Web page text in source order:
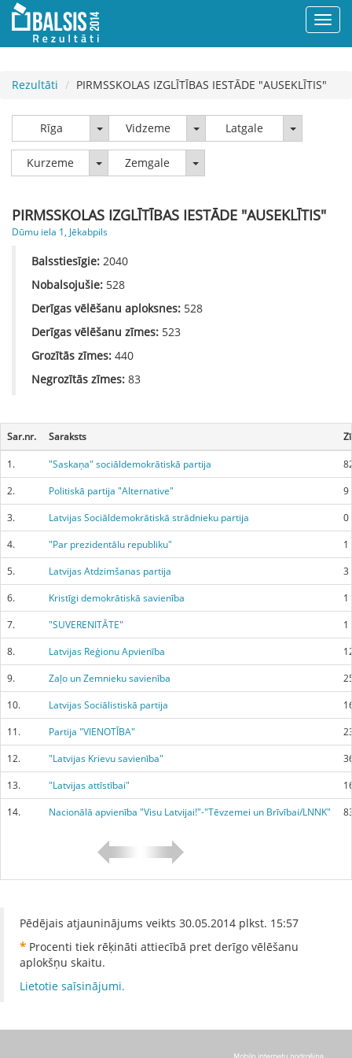
Rezultāti PIRMSSKOLAS IZGLĪTĪBAS IESTĀDE "AUSEKLĪTIS"
Rīga Rīga Vidzeme VidzemeLatgale Latgale
Kurzeme KurzemeZemgale Zemgale
PIRMSSKOLAS IZGLĪTĪBAS IESTĀDE "AUSEKLĪTIS"
Dūmu iela 1, Jēkabpils
Balsstiesīgie: 2040
Nobalsojušie: 528
Derīgas vēlēšanu aploksnes: 528
Derīgas vēlēšanu zīmes: 523
Grozītās zīmes: 440
Negrozītās zīmes: 83
Sar.nr. Saraksts
1. "Saskaņa" sociāldemokrātiskā partija
2.
Politiskā partija "Alternative"
9
3.
Latvijas Sociāldemokrātiskā strādnieku partija
0
4.
"Par prezidentālu republiku"
1
5.
Latvijas Atdzimšanas partija
3
6.
Kristīgi demokrātiskā savienība
1
7.
"SUVERENITĀTE"
1
8.
Latvijas Reģionu Apvienība
9.
Zaļo un Zemnieku savienība
10.
Latvijas Sociālistiskā partija
11.
Partija "VIENOTĪBA"
12.
"Latvijas Krievu savienība"
13.
"Latvijas attīstībai"
14.
Nacionālā apvienība "Visu Latvijai!"-"Tēvzemei un Brīvībai/LNNK"
Pēdējais atjauninājums veikts 30.05.2014 plkst. 15:57
* Procenti tiek rēķināti attiecībā pret derīgo vēlēšanu
aplokšņu skaitu.
Lietotie saīsinājumi.